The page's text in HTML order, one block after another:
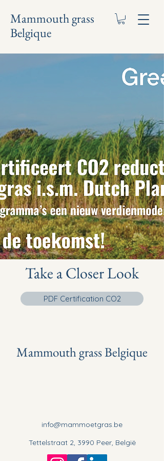
Mammouth grass
Belgique
Take a Closer Look
PDF Certification CO2
Mammouth grass Belgique
info@mammoetgras.be
Tettelstraat 2, 3990 Peer, België